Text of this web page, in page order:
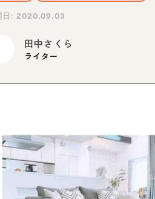
日:2020.09.03
田中さくら
ライター